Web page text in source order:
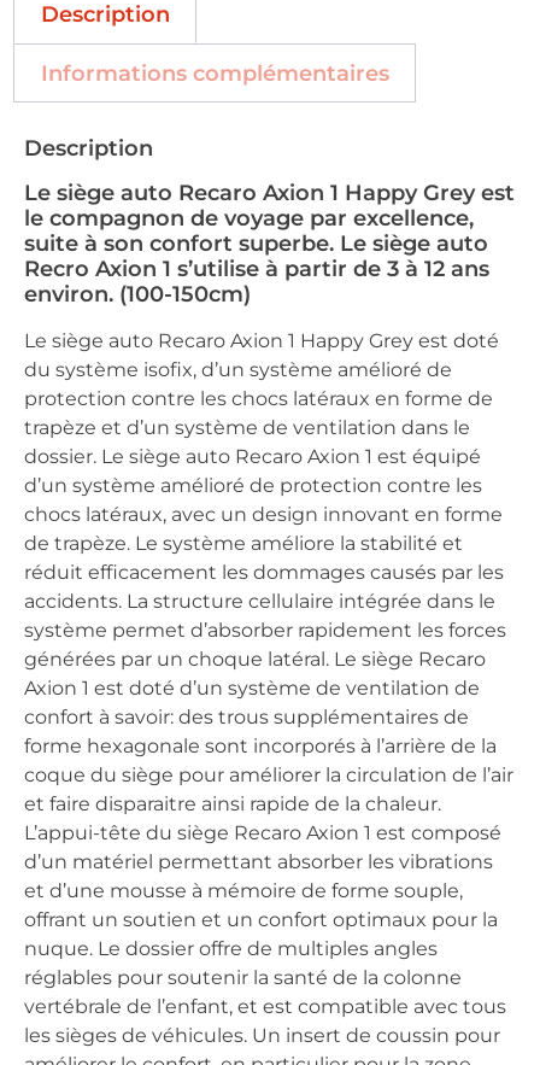
Description
Informations complémentaires
Description
Le siège auto Recaro Axion 1 Happy Grey est
le compagnon de voyage par excellence,
suite à son confort superbe. Le siège auto
Recro Axion 1 s’utilise à partir de 3 à 12 ans
environ. (100-150cm)
Le siège auto Recaro Axion 1 Happy Grey est doté
du système isofix, d’un système amélioré de
protection contre les chocs latéraux en forme de
trapèze et d’un système de ventilation dans le
dossier. Le siège auto Recaro Axion 1 est équipé
d’un système amélioré de protection contre les
chocs latéraux, avec un design innovant en forme
de trapèze. Le système améliore la stabilité et
réduit efficacement les dommages causés par les
accidents. La structure cellulaire intégrée dans le
système permet d’absorber rapidement les forces
générées par un choque latéral. Le siège Recaro
Axion 1 est doté d’un système de ventilation de
confort à savoir: des trous supplémentaires de
forme hexagonale sont incorporés à l’arrière de la
coque du siège pour améliorer la circulation de l’air
et faire disparaitre ainsi rapide de la chaleur.
L’appui-tête du siège Recaro Axion 1 est composé
d’un matériel permettant absorber les vibrations
et d’une mousse à mémoire de forme souple,
offrant un soutien et un confort optimaux pour la
nuque. Le dossier offre de multiples angles
réglables pour soutenir la santé de la colonne
vertébrale de l’enfant, et est compatible avec tous
les sièges de véhicules. Un insert de coussin pour